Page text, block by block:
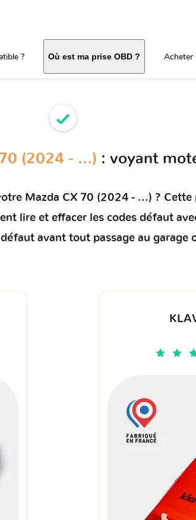
? Où est ma prise OBD ? Acheter
(2024 - ...) : voyant
Mazda CX 70 (2024 - ...) ? Cette
lire et effacer les codes défaut
avant tout passage au garage